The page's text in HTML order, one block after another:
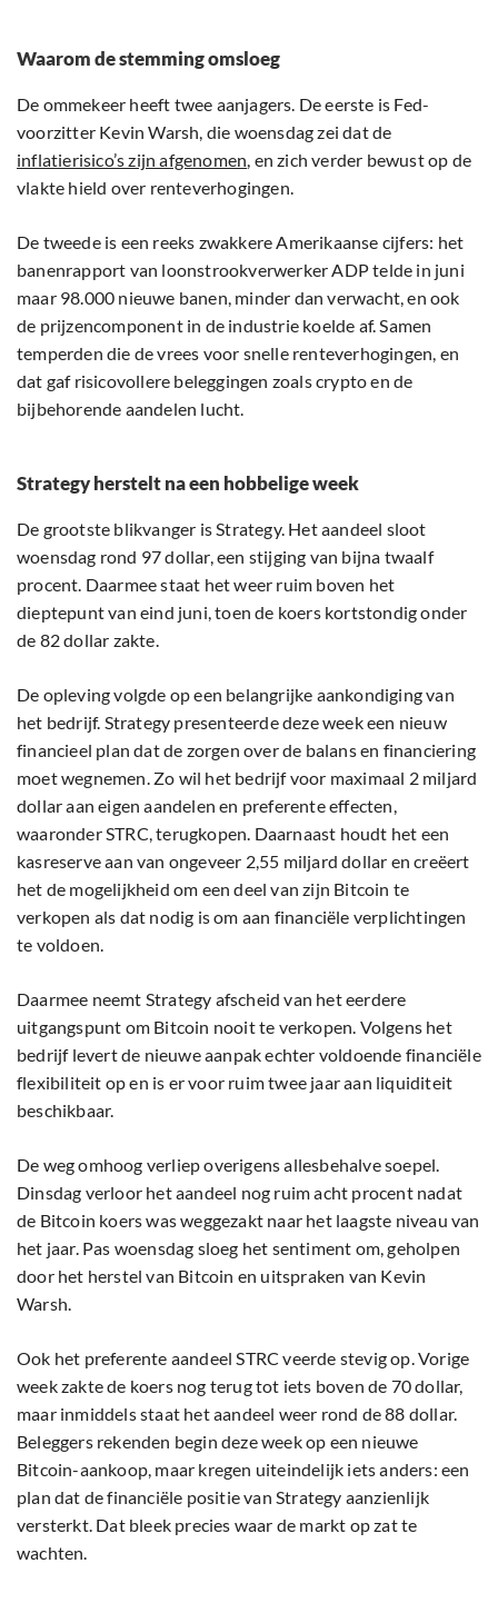
Waarom de stemming omsloeg
De ommekeer heeft twee aanjagers. De eerste is Fed-
voorzitter Kevin Warsh, die woensdag zei dat de
inflatierisico’s zijn afgenomen, en zich verder bewust op de
vlakte hield over renteverhogingen.
De tweede is een reeks zwakkere Amerikaanse cijfers: het
banenrapport van loonstrookverwerker ADP telde in juni
maar 98.000 nieuwe banen, minder dan verwacht, en ook
de prijzencomponent in de industrie koelde af. Samen
temperden die de vrees voor snelle renteverhogingen, en
dat gaf risicovollere beleggingen zoals crypto en de
bijbehorende aandelen lucht.
Strategy herstelt na een hobbelige week
De grootste blikvanger is Strategy. Het aandeel sloot
woensdag rond 97 dollar, een stijging van bijna twaalf
procent. Daarmee staat het weer ruim boven het
dieptepunt van eind juni, toen de koers kortstondig onder
de 82 dollar zakte.
De opleving volgde op een belangrijke aankondiging van
het bedrijf. Strategy presenteerde deze week een nieuw
financieel plan dat de zorgen over de balans en financiering
moet wegnemen. Zo wil het bedrijf voor maximaal 2 miljard
dollar aan eigen aandelen en preferente effecten,
waaronder STRC, terugkopen. Daarnaast houdt het een
kasreserve aan van ongeveer 2,55 miljard dollar en creëert
het de mogelijkheid om een deel van zijn Bitcoin te
verkopen als dat nodig is om aan financiële verplichtingen
te voldoen.
Daarmee neemt Strategy afscheid van het eerdere
uitgangspunt om Bitcoin nooit te verkopen. Volgens het
bedrijf levert de nieuwe aanpak echter voldoende financiële
flexibiliteit op en is er voor ruim twee jaar aan liquiditeit
beschikbaar.
De weg omhoog verliep overigens allesbehalve soepel.
Dinsdag verloor het aandeel nog ruim acht procent nadat
de Bitcoin koers was weggezakt naar het laagste niveau van
het jaar. Pas woensdag sloeg het sentiment om, geholpen
door het herstel van Bitcoin en uitspraken van Kevin
Warsh.
Ook het preferente aandeel STRC veerde stevig op. Vorige
week zakte de koers nog terug tot iets boven de 70 dollar,
maar inmiddels staat het aandeel weer rond de 88 dollar.
Beleggers rekenden begin deze week op een nieuwe
Bitcoin-aankoop, maar kregen uiteindelijk iets anders: een
plan dat de financiële positie van Strategy aanzienlijk
versterkt. Dat bleek precies waar de markt op zat te
wachten.